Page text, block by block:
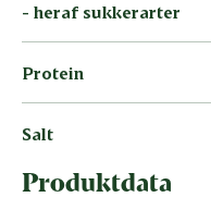
- heraf sukkerarter
Protein
Salt
Produktdata